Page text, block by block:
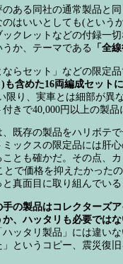
ある同社の通常製品と
はいいとしても(という
ックレットなどの付録一
うか、テーマである 「全
ならセット」などの限定
も含めた16両編成セット
限り、実車とは細部が異
きで40,000円以上の製
、既存の製品をハリボテ
ミックスの限定品には肝
ことも確かだ。その点、
とで価格を抑えたかった
真面目に取り組んでい
手の製品はコレクターズ
か、ハッタリも必要では
ッタリ製品」には違い
というコピー、震災復